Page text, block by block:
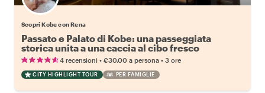
Scopri Kobe con Rena
Passato e Palato di Kobe: una passeggiata
storica unita a una caccia al cibo fresco
4 recensioni • €30.00 a persona • 3 ore
CITY HIGHLIGHT TOUR PER FAMIGLIE